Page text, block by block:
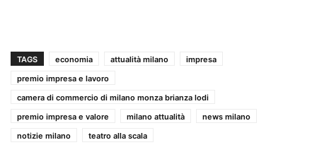
TAGS economia attualità milano
impresa
premio impresa e lavoro
camera di commercio di milano monza brianza lodi
premio impresa e valore
milano attualità
news milano
notizie milano
teatro alla scala